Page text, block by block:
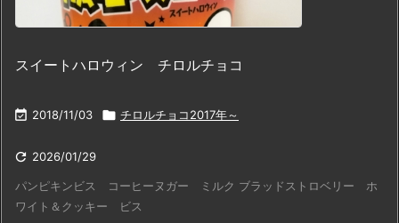
スイートハロウィン チロルチョコ
 2018/11/03  チロルチョコ2017年～
 2026/01/29
パンピキンビス コーヒーヌガー ミルク ブラッドストロベリー ホ
ワイト＆クッキー ビス